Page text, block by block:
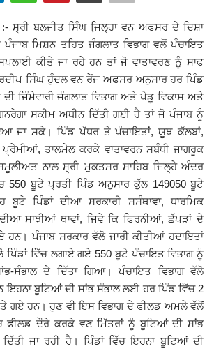
News
ਸ੍ਰੀ ਬਲਜੀਤ ਸਿੰਘ ਜਿ਼ਲ੍ਹਾ ਵਨ ਅਫਸਰ ਦੇ ਦਿਸ਼ਾ
ਮਿਸ਼ਨ ਤਹਿਤ ਜੰਗਲਾਤ ਵਿਭਾਗ ਵਲੋਂ ਪੰਚਾਇਤ
ਕੀਤੇ ਜਾ ਰਹੇ ਹਨ ਤਾਂ ਜੋ ਵਾਤਾਵਰਣ ਨੂੰ ਸਾਫ
ਸਿੰਘ ਹੁੰਦਲ ਵਨ ਰੇਂਜ ਅਫਸਰ ਅਨੁਸਾਰ ਹਰ ਪਿੰਡ
ਜਿੰਮੇਵਾਰੀ ਜੰਗਲਾਤ ਵਿਭਾਗ ਅਤੇ ਪੇਡੂ ਵਿਕਾਸ ਅਤੇ
ਸਕੀਮ ਅਧੀਨ ਦਿੱਤੀ ਗਈ ਹੈ ਤਾਂ ਜੋ ਪੰਜਾਬ ਨੂੰ
ਜਾ ਸਕੇ। ਪਿੰਡ ਪੱਧਰ ਤੇ ਪੰਚਾਇਤਾਂ, ਯੂਥ ਕੱਲਬਾਂ,
ਤਾਲਮੇਲ ਕਰਕੇ ਵਾਤਾਵਰਨ ਸਬੰਧੀ ਜਾਗਰੂਕ
ਨਾਲ ਸ੍ਰੀ ਮੁਕਤਸਰ ਸਾਹਿਬ ਜਿਲ੍ਹੇ ਅੰਦਰ
550 ਬੂਟੇ ਪ੍ਰਤੀ ਪਿੰਡ ਅਨੁਸਾਰ ਕੁੱਲ 149050 ਬੂਟੇ
ਪਿੰਡਾਂ ਦੀਆ ਸਰਕਾਰੀ ਸਸੰਥਾਵਾ, ਧਾਰਮਿਕ
ਸਾਝੀਆਂ ਥਾਵਾਂ, ਜਿਵੇ ਕਿ ਫਿਰਨੀਆਂ, ਛੱਪੜਾਂ ਦੇ
ਪੰਜਾਬ ਸਰਕਾਰ ਵੱਲੋ ਜਾਰੀ ਕੀਤੀਆਂ ਹਦਾਇਤਾਂ
ਵਿੱਚ ਲਗਾਏ ਗਏ 550 ਬੂਟੇ ਪੰਚਾਇਤ ਵਿਭਾਗ ਨੂੰ
ਸੰਭਾਲ ਦੇ ਦਿੱਤਾ ਗਿਆ। ਪੰਚਾਇਤ ਵਿਭਾਗ ਵੱਲੋ
ਇਹਨਾ ਬੂਟਿਆਂ ਦੀ ਸਾਂਭ ਸੰਭਾਲ ਲਈ ਹਰ ਪਿੰਡ ਵਿੱਚ 2
ਗਏ ਹਨ। ਹੁਣ ਵੀ ਇਸ ਵਿਭਾਗ ਦੇ ਫੀਲਡ ਅਮਲੇ ਵੱਲੋਂ
ਫੀਲਡ ਦੌਰੇ ਕਰਕੇ ਵਣ ਮਿੱਤਰਾਂ ਨੂੰ ਬੂਟਿਆਂ ਦੀ ਸਾਂਭ
ਜਾ ਰਹੀ ਹੈ। ਪਿੰਡਾਂ ਵਿੱਚ ਇਹਨਾ ਬੂਟਿਆਂ ਦੀ